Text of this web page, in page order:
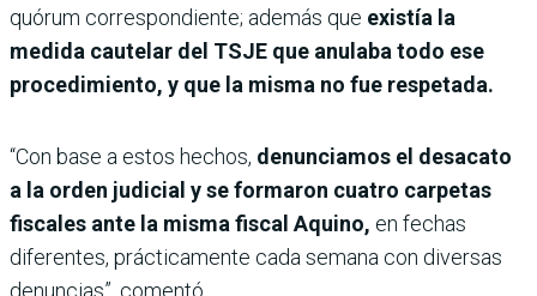
quórum correspondiente; además que existía la
medida cautelar del TSJE que anulaba todo ese
procedimiento, y que la misma no fue respetada.
“Con base a estos hechos, denunciamos el desacato
a la orden judicial y se formaron cuatro carpetas
fiscales ante la misma fiscal Aquino, en fechas
diferentes, prácticamente cada semana con diversas
denuncias”, comentó.